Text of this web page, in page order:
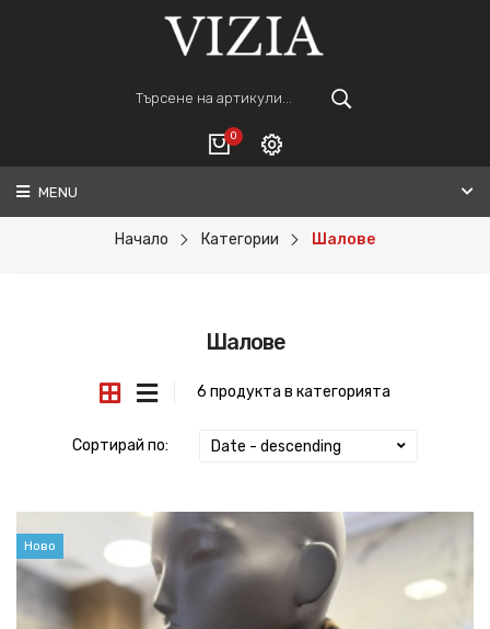
0
ВАШАТА КОЛИЧКА Е ПРАЗНА.
ПОРЪЧАЙ
Регистрация
MENU
Начало Категории Шалове
Шалове
6 продукта в категорията
Сортирай по: Date - descending
Ново